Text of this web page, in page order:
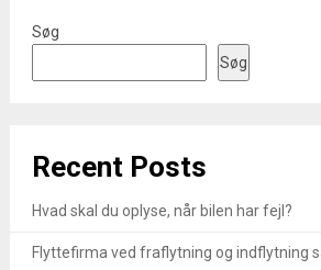
Søg
Søg
Recent Posts
Hvad skal du oplyse, når bilen har fejl?
Flyttefirma ved fraflytning og indflytning